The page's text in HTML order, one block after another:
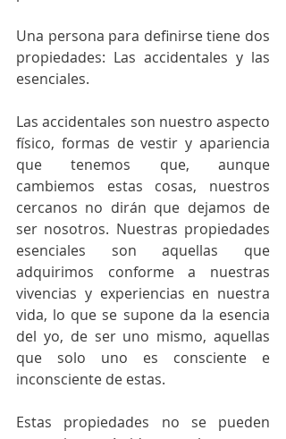
Una persona para definirse tiene dos
propiedades: Las accidentales y las
esenciales.
Las accidentales son nuestro aspecto
físico, formas de vestir y apariencia
que tenemos que, aunque
cambiemos estas cosas, nuestros
cercanos no dirán que dejamos de
ser nosotros. Nuestras propiedades
esenciales son aquellas que
adquirimos conforme a nuestras
vivencias y experiencias en nuestra
vida, lo que se supone da la esencia
del yo, de ser uno mismo, aquellas
que solo uno es consciente e
inconsciente de estas.
Estas propiedades no se pueden